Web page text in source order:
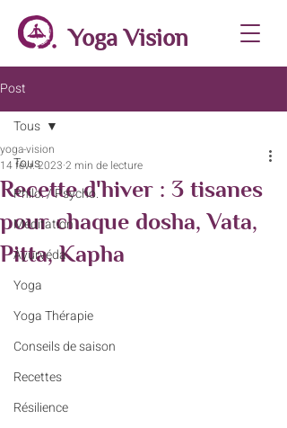
Yoga Vision
Post
Tous
Philo. / Psycho.
Méditation
Ayurvéda
Yoga
Yoga Thérapie
Conseils de saison
Recettes
Résilience
Tous
Recette d'hiver : 3 tisanes
pour chaque dosha, Vata,
Pitta, Kapha
yoga-vision
14 févr. 2023 2 min de lecture